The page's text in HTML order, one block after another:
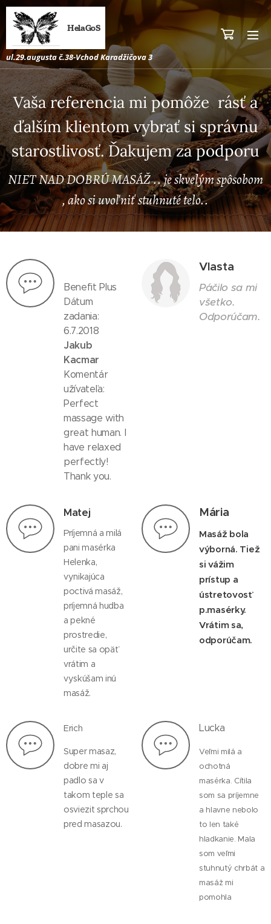
HelaGoS
ul.29.augusta č.38-Vchod Karadžičova 3
Vaša referencia mi pomôže rásť a
ďalším klientom vybrať si správnu
starostlivosť. Ďakujem za podporu
NIET NAD DOBRÚ MASÁŽ .. je skvelým spôsobom
, ako si uvoľniť stuhnuté telo..
Benefit Plus
Dátum
zadania:
6.7.2018
Jakub
Kacmar
Komentár
užívateľa:
Perfect
massage with
great human. I
have relaxed
perfectly!
Thank you.
Vlasta
Páčilo sa mi
všetko.
Odporúčam.
Matej
Príjemná a milá
pani masérka
Helenka,
vynikajúca
poctivá masáž,
príjemná hudba
a pekné
prostredie,
určite sa opäť
vrátim a
vyskúšam inú
masáž.
Mária
Masáž bola
výborná. Tiež
si vážim
prístup a
ústretovosť
p.masérky.
Vrátim sa,
odporúčam.
Erich
Super masaz,
dobre mi aj
padlo sa v
takom teple sa
osviezit sprchou
pred masazou.
Lucka
Veľmi milá a
ochotná
masérka. Cítila
som sa príjemne
a hlavne nebolo
to len také
hladkanie. Mala
som veľmi
stuhnutý chrbát a
masáž mi
pomohla